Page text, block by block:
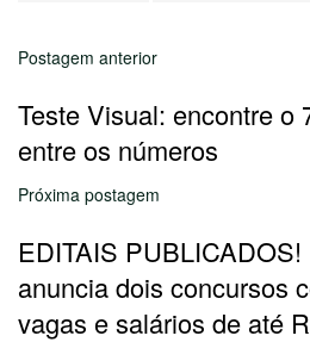
Postagem anterior
Teste Visual: encontre o
entre os números
Próxima postagem
EDITAIS
anuncia dois concursos
vagas e salários de até